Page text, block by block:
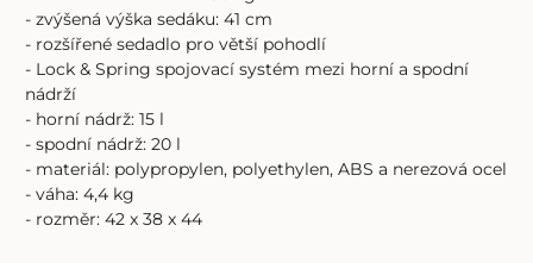
- zvýšená výška sedáku: 41 cm
- rozšířené sedadlo pro větší pohodlí
- Lock & Spring spojovací systém mezi horní a spodní
nádrží
- horní nádrž: 15 l
- spodní nádrž: 20 l
- materiál: polypropylen, polyethylen, ABS a nerezová ocel
- váha: 4,4 kg
- rozměr: 42 x 38 x 44